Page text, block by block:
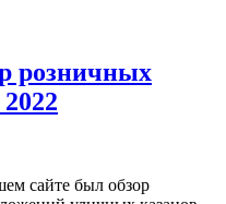
розничных
сайте был обзор